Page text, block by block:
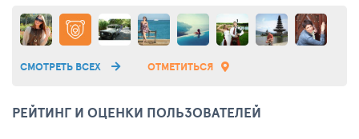
СМОТРЕТЬ ВСЕХ ОТМЕТИТЬСЯ
РЕЙТИНГ И ОЦЕНКИ ПОЛЬЗОВАТЕЛЕЙ